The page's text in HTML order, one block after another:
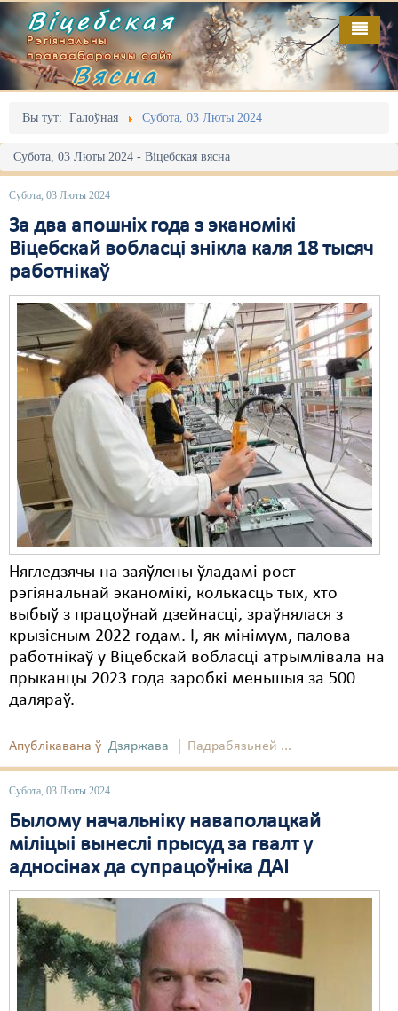
Віцебская
Рэгіянальны
праваабарончы сайт
Вясна
Вы тут: Галоўная Субота, 03 Люты 2024
Субота, 03 Люты 2024 - Віцебская вясна
Субота, 03 Люты 2024
За два апошніх года з эканомікі
Віцебскай вобласці знікла каля 18 тысяч
работнікаў
Нягледзячы на ​​заяўлены ўладамі рост
рэгіянальнай эканомікі, колькасць тых, хто
выбыў з працоўнай дзейнасці, зраўнялася з
крызісным 2022 годам. І, як мінімум, палова
работнікаў у Віцебскай вобласці атрымлівала на
прыканцы 2023 года заробкі меньшыя за 500
даляраў.
Апублікавана ў Дзяржава Падрабязьней ...
Субота, 03 Люты 2024
Былому начальніку наваполацкай
міліцыі вынеслі прысуд за гвалт у
адносінах да супрацоўніка ДАІ
Галоўная
Адміністрацыйны перасьлед
Акцыі
Выбары
Грамадзянскія ініцыятывы
Дзяржава
Дыскрымінацыя
Затрыманьні
Карная псыхіятрыя
КПЧ ААН
Культурныя правы
ЛПП
Мігранты
Мірныя сходы
Палітвязьні
Праваабаронцы
Правы дзіцяці
Распальваньне варожасьці
Рознае
Свабода слова
Свабода сумленьня
Суд
Сьмяротнае пакараньне
Экалёгія
Правы працоўных
Выданьні
Відэа
Пра нас
RSS